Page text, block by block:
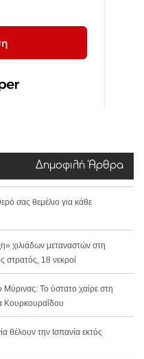
Δημοφιλή Άρθρα
σας θεμέλιο για κάθε
χιλιάδων μεταναστών στη
στρατός, 18 νεκροί
Μύρινας: Το ύστατο χαίρε στη
Κουρκουραΐδου
θέλουν την Ισπανία εκτός